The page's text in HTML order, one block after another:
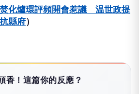
化爐環評頻開會惹議 温世政提
縣府）
香！這篇你的反應？